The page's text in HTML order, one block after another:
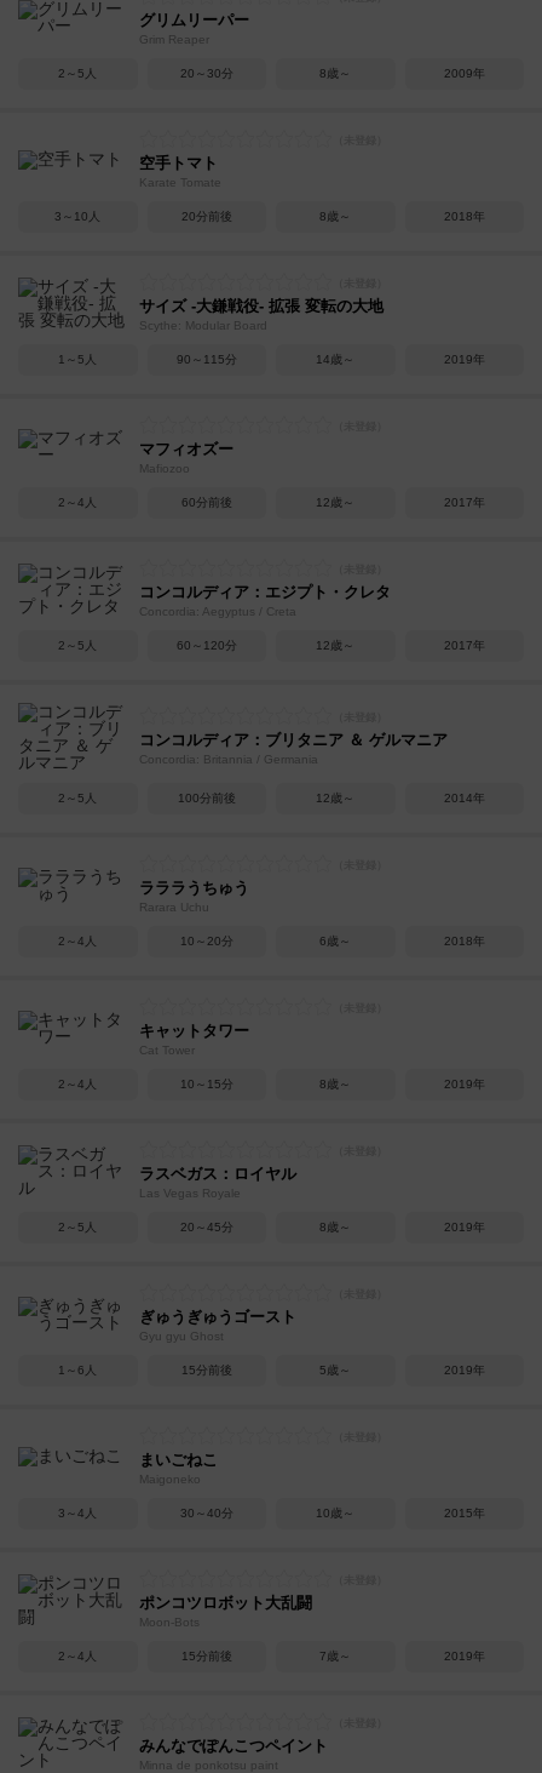
グリムリーパー
Grim Reaper
2～5人 20～30分 8歳～ 2009年
空手トマト
Karate Tomate
3～10人 20分前後 8歳～ 2018年
サイズ -大鎌戦役- 拡張 変転の大地
Scythe: Modular Board
1～5人 90～115分 14歳～ 2019年
マフィオズー
Mafiozoo
2～4人 60分前後 12歳～ 2017年
コンコルディア：エジプト・クレタ
Concordia: Aegyptus / Creta
2～5人 60～120分 12歳～ 2017年
コンコルディア：ブリタニア ＆ ゲルマニア
Concordia: Britannia / Germania
2～5人 100分前後 12歳～ 2014年
ラララうちゅう
Rarara Uchu
2～4人 10～20分 6歳～ 2018年
キャットタワー
Cat Tower
2～4人 10～15分 8歳～ 2019年
ラスベガス：ロイヤル
Las Vegas Royale
2～5人 20～45分 8歳～ 2019年
ぎゅうぎゅうゴースト
Gyu gyu Ghost
1～6人 15分前後 5歳～ 2019年
まいごねこ
Maigoneko
3～4人 30～40分 10歳～ 2015年
ポンコツロボット大乱闘
Moon-Bots
2～4人 15分前後 7歳～ 2019年
みんなでぽんこつペイント
Minna de ponkotsu paint